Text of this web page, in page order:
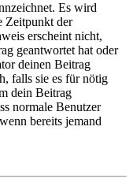
Es wird
Zeitpunkt der
erscheint nicht,
geantwortet hat oder
deinen Beitrag
falls sie es für nötig
dein Beitrag
normale Benutzer
bereits jemand